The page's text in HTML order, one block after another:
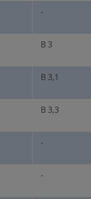
-
B 3
B 3,1
B 3,3
-
-